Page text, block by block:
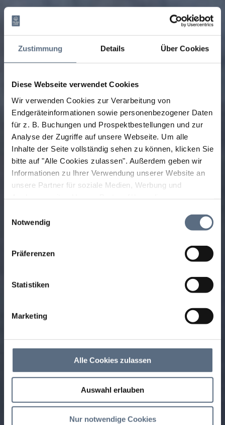
Zustimmung Details Über Cookies
Diese Webseite verwendet Cookies
Wir verwenden Cookies zur Verarbeitung von
Endgeräteinformationen sowie personenbezogener Daten
für z. B. Buchungen und Prospektbestellungen und zur
Analyse der Zugriffe auf unsere Webseite. Um alle
Inhalte der Seite vollständig sehen zu können, klicken Sie
bitte auf "Alle Cookies zulassen". Außerdem geben wir
Informationen zu Ihrer Verwendung unserer Website an
unsere Partner für soziale Medien, Werbung und
zusammen, die Sie ihnen bereitgestellt haben oder die
sie im Rahmen Ihrer Nutzung der Dienste gesammelt
Notwendig
Präferenzen
Statistiken
Marketing
Alle Cookies zulassen
Auswahl erlauben
Nur notwendige Cookies